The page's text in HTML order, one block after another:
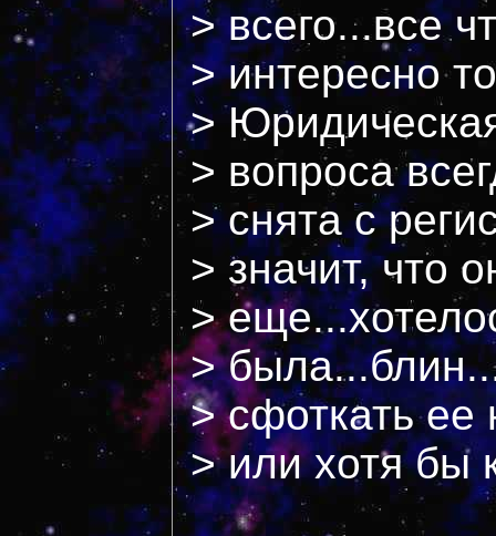
> всего...все
> интересно
>
> вопроса
> снята с
> значит, что
>
>
> сфоткать ее
> или хотя бы